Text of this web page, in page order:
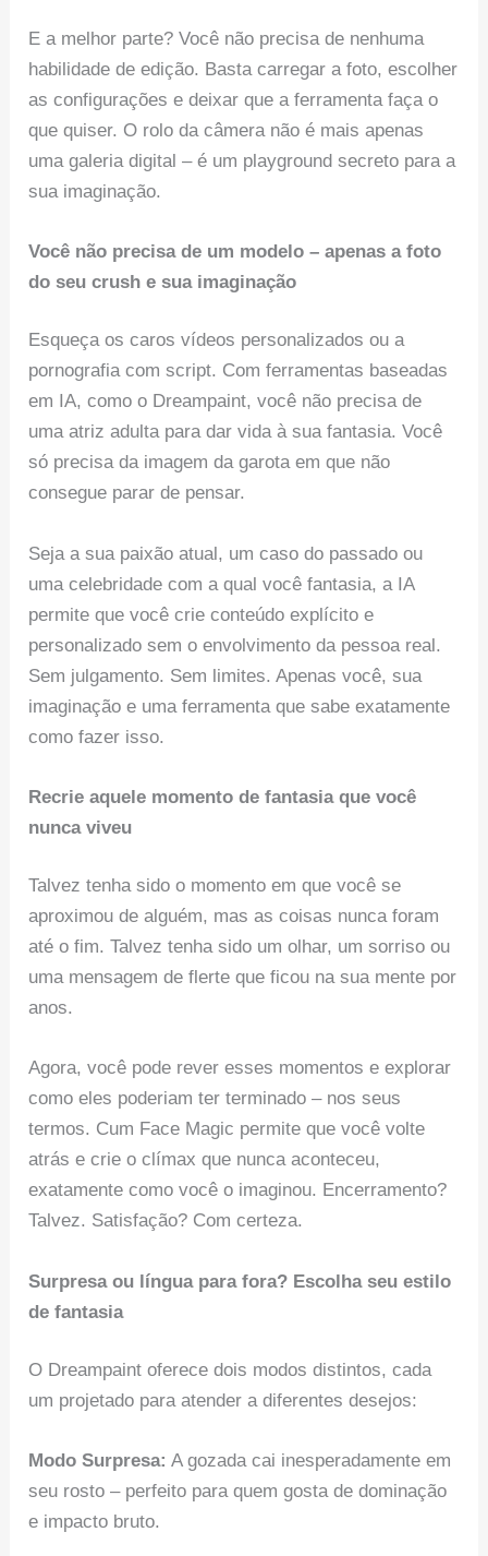
E a melhor parte? Você não precisa de nenhuma
habilidade de edição. Basta carregar a foto, escolher
as configurações e deixar que a ferramenta faça o
que quiser. O rolo da câmera não é mais apenas
uma galeria digital – é um playground secreto para a
sua imaginação.
Você não precisa de um modelo – apenas a foto
do seu crush e sua imaginação
Esqueça os caros vídeos personalizados ou a
pornografia com script. Com ferramentas baseadas
em IA, como o Dreampaint, você não precisa de
uma atriz adulta para dar vida à sua fantasia. Você
só precisa da imagem da garota em que não
consegue parar de pensar.
Seja a sua paixão atual, um caso do passado ou
uma celebridade com a qual você fantasia, a IA
permite que você crie conteúdo explícito e
personalizado sem o envolvimento da pessoa real.
Sem julgamento. Sem limites. Apenas você, sua
imaginação e uma ferramenta que sabe exatamente
como fazer isso.
Recrie aquele momento de fantasia que você
nunca viveu
Talvez tenha sido o momento em que você se
aproximou de alguém, mas as coisas nunca foram
até o fim. Talvez tenha sido um olhar, um sorriso ou
uma mensagem de flerte que ficou na sua mente por
anos.
Agora, você pode rever esses momentos e explorar
como eles poderiam ter terminado – nos seus
termos. Cum Face Magic permite que você volte
atrás e crie o clímax que nunca aconteceu,
exatamente como você o imaginou. Encerramento?
Talvez. Satisfação? Com certeza.
Surpresa ou língua para fora? Escolha seu estilo
de fantasia
O Dreampaint oferece dois modos distintos, cada
um projetado para atender a diferentes desejos:
Modo Surpresa: A gozada cai inesperadamente em
seu rosto – perfeito para quem gosta de dominação
e impacto bruto.